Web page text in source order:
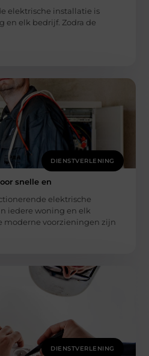
elektrische installatie is
en elk bedrijf. Zodra de
DIENSTVERLENING
snelle en
elektrische
iedere woning en elk
moderne voorzieningen zijn
DIENSTVERLENING